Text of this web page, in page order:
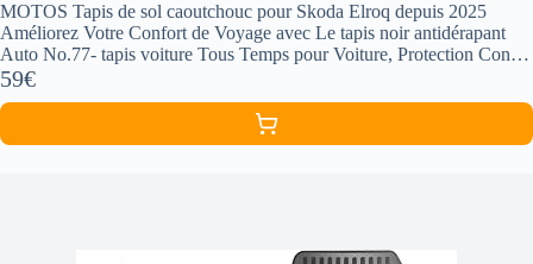
MOTOS Tapis de sol caoutchouc pour Skoda Elroq depuis 2025
Améliorez Votre Confort de Voyage avec Le tapis noir antidérapant
Auto No.77- tapis voiture Tous Temps pour Voiture, Protection Contre
les sa
59€